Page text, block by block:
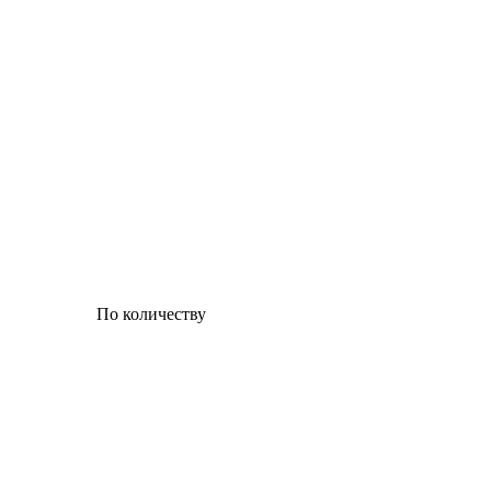
По количеству